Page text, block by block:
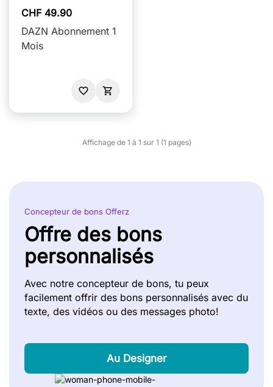
CHF 49.90
DAZN Abonnement 1
Mois
Affichage de 1 à 1 sur 1 (1 pages)
Concepteur de bons Offerz
Offre des bons
personnalisés
Avec notre concepteur de bons, tu peux
facilement offrir des bons personnalisés avec du
texte, des vidéos ou des messages photo!
Au Designer